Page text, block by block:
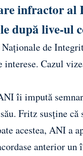
infractor
după live-ul
de
interese. Cazul
îi impută
Fritz susține
acestea, ANI a
anterior